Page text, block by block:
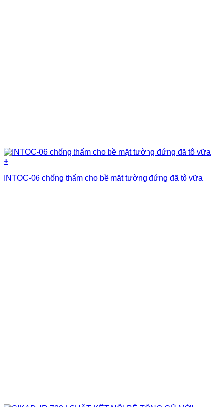
+
INTOC-06 chống thấm cho bề mặt tường đứng đã tô vữa